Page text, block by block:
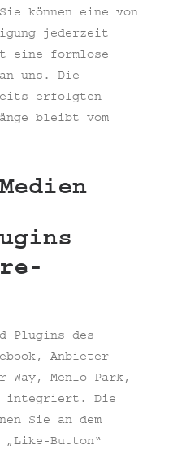
können eine von
jederzeit
eine formlose
uns. Die
erfolgten
bleibt vom
Plugins des
Anbieter
Way, Menlo Park,
integriert. Die
Sie an dem
„Like-Button“